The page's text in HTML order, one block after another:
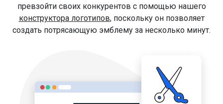
превзойти своих конкурентов с помощью нашего
конструктора логотипов, поскольку он позволяет
создать потрясающую эмблему за несколько минут.